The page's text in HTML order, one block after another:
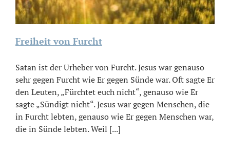
Freiheit von Furcht
Satan ist der Urheber von Furcht. Jesus war genauso
sehr gegen Furcht wie Er gegen Sünde war. Oft sagte Er
den Leuten, „Fürchtet euch nicht“, genauso wie Er
sagte „Sündigt nicht“. Jesus war gegen Menschen, die
in Furcht lebten, genauso wie Er gegen Menschen war,
die in Sünde lebten. Weil [...]